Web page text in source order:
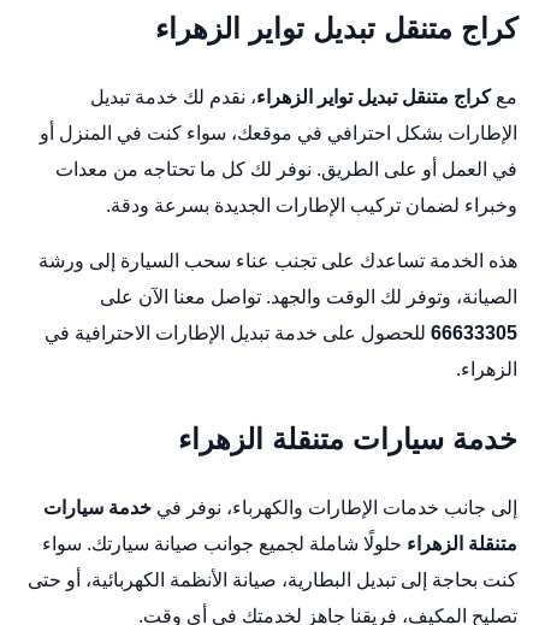
كراج متنقل تبديل تواير الزهراء
معكراج متنقل تبديل تواير الزهراء، نقدم لك خدمة تبديل
الإطارات بشكل احترافي في موقعك، سواء كنت في المنزل أو
في العمل أو على الطريق. نوفر لك كل ما تحتاجه من معدات
وخبراء لضمان تركيب الإطارات الجديدة بسرعة ودقة.
هذه الخدمة تساعدك على تجنب عناء سحب السيارة إلى ورشة
الصيانة، وتوفر لك الوقت والجهد. تواصل معنا الآن على
66633305للحصول على خدمة تبديل الإطارات الاحترافية في
الزهراء.
خدمة سيارات متنقلة الزهراء
إلى جانب خدمات الإطارات والكهرباء، نوفر في خدمة سيارات
متنقلة الزهراء حلولًا شاملة لجميع جوانب صيانة سيارتك. سواء
كنت بحاجة إلى تبديل البطارية، صيانة الأنظمة الكهربائية، أو حتى
تصليح المكيف، فريقنا جاهز لخدمتك في أي وقت.